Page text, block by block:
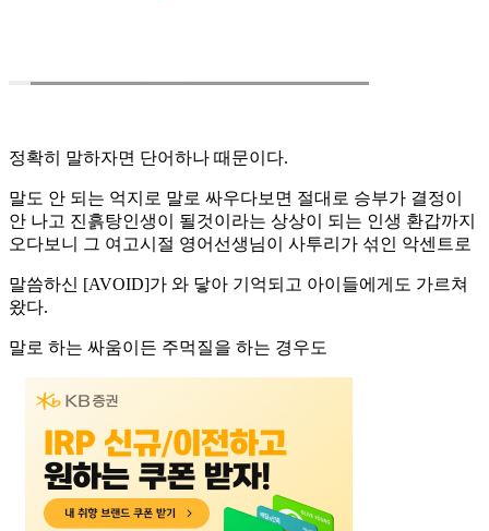
정확히 말하자면 단어하나 때문이다.
말도 안 되는 억지로 말로 싸우다보면 절대로 승부가 결정이
안 나고 진흙탕인생이 될것이라는 상상이 되는 인생 환갑까지
오다보니 그 여고시절 영어선생님이 사투리가 섞인 악센트로
말씀하신 [AVOID]가 와 닿아 기억되고 아이들에게도 가르쳐
왔다.
말로 하는 싸움이든 주먹질을 하는 경우도